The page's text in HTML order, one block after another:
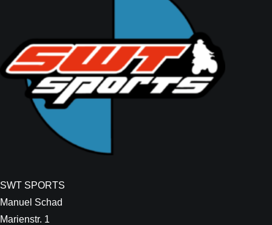
SWT SPORTS
Manuel Schad
Marienstr. 1